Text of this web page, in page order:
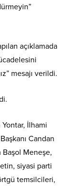
açıklamada
mesajı verildi.
İlhami
Candan
Başol Meneşe,
siyasi parti
temsilcileri,